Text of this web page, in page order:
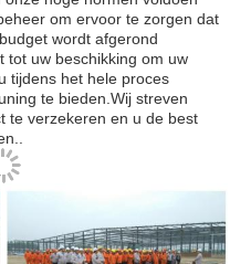
om ervoor te zorgen dat
wordt afgerond
tot uw beschikking om uw
tijdens het hele proces
te bieden.Wij streven
te verzekeren en u de best